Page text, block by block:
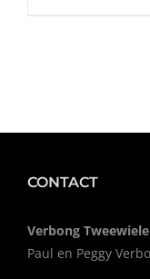
CONTACT
Verbong
Paul en Peggy